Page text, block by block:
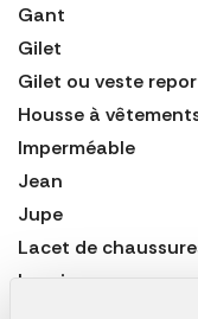
Gant
Gilet
Gilet ou veste
Housse à
Imperméable
Jean
Jupe
Lacet de
Legging